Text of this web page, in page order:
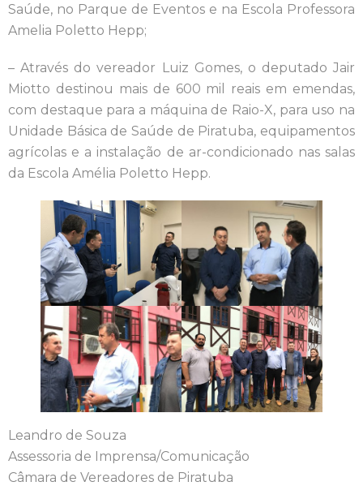
Saúde, no Parque de Eventos e na Escola Professora
Amelia Poletto Hepp;
– Através do vereador Luiz Gomes, o deputado Jair
Miotto destinou mais de 600 mil reais em emendas,
com destaque para a máquina de Raio-X, para uso na
Unidade Básica de Saúde de Piratuba, equipamentos
agrícolas e a instalação de ar-condicionado nas salas
da Escola Amélia Poletto Hepp.
Leandro de Souza
Assessoria de Imprensa/Comunicação
Câmara de Vereadores de Piratuba